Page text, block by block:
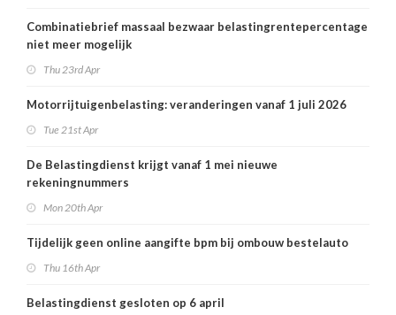
Combinatiebrief massaal bezwaar belastingrentepercentage
niet meer mogelijk
Thu 23rd Apr
Motorrijtuigenbelasting: veranderingen vanaf 1 juli 2026
Tue 21st Apr
De Belastingdienst krijgt vanaf 1 mei nieuwe
rekeningnummers
Mon 20th Apr
Tijdelijk geen online aangifte bpm bij ombouw bestelauto
Thu 16th Apr
Belastingdienst gesloten op 6 april